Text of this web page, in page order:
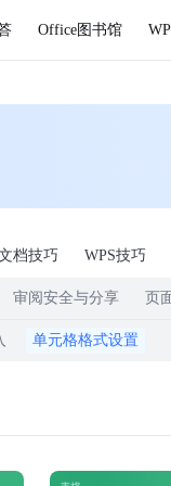
Office图书馆
档技巧 WPS技巧
审阅安全与分享 页
单元格格式设置